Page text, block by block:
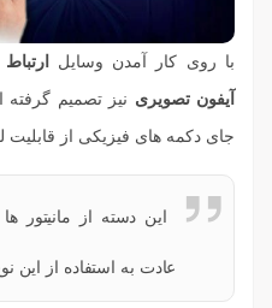
با روی کار آمدن وسایل
آیفون تصویری نیز تصمیم گرفته
جای دکمه های فیزیکی از
این دسته از مانیتور
عادت به استفاده از این